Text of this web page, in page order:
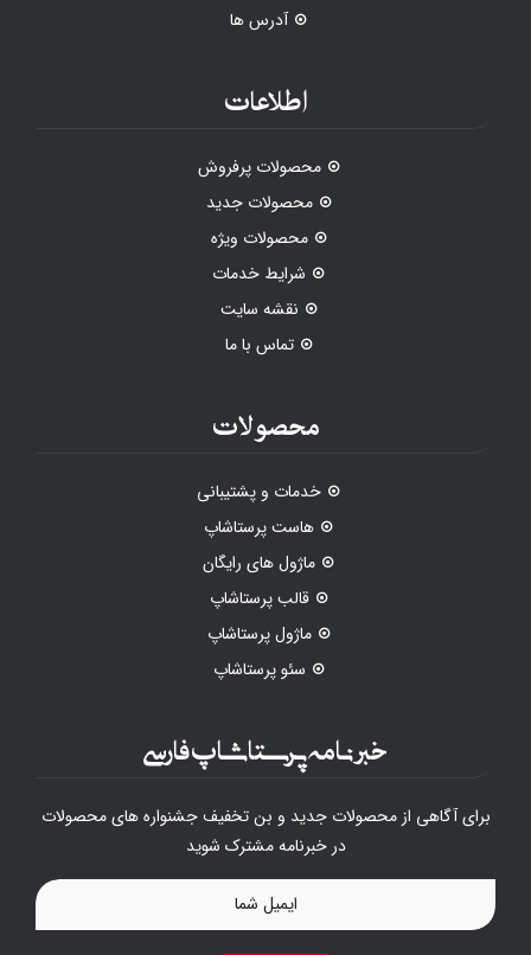
آدرس ها
اطلاعات
محصولات پرفروش
محصولات جدید
محصولات ویژه
شرایط خدمات
نقشه سایت
تماس با ما
محصولات
خدمات و پشتیبانی
هاست پرستاشاپ
ماژول های رایگان
قالب پرستاشاپ
ماژول پرستاشاپ
سئو پرستاشاپ
خبرنامه پرستاشاپ فارسی
برای آگاهی از محصولات جدید و بن تخفیف جشنواره های محصولات
در خبرنامه مشترک شوید